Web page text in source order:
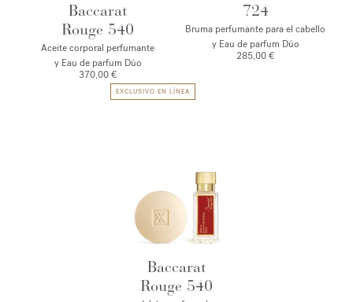
Baccarat
Rouge 540
Aceite corporal perfumante
y Eau de parfum Dúo
370,00 €
724
Bruma perfumante para el cabello
y Eau de parfum Dúo
285,00 €
EXCLUSIVO EN LÍNEA
Baccarat
Rouge 540